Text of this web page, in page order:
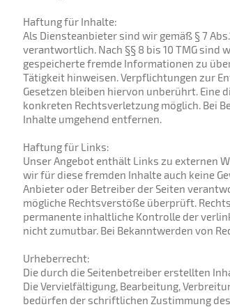
Haftung für Inhalte:
Als Diensteanbieter sind wir gemäß § 7
verantwortlich. Nach §§ 8 bis 10 TMG
gespeicherte fremde Informationen zu
Tätigkeit hinweisen. Verpflichtungen zur
Gesetzen bleiben hiervon unberührt. Eine
konkreten Rechtsverletzung möglich. Bei
Inhalte umgehend entfernen.
Haftung für Links:
Unser Angebot enthält Links zu externen
wir für diese fremden Inhalte auch keine
Anbieter oder Betreiber der Seiten
mögliche Rechtsverstöße überprüft.
permanente inhaltliche Kontrolle der
nicht zumutbar. Bei Bekanntwerden von
Urheberrecht:
Die durch die Seitenbetreiber erstellten
Die Vervielfältigung, Bearbeitung,
bedürfen der schriftlichen Zustimmung